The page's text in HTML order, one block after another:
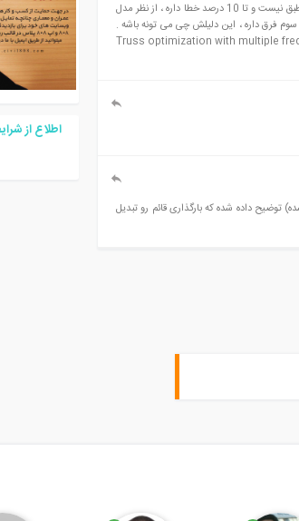
سلام خدمت اساتید . بنده یکی از مسائل مقاله زیر رو با sap2000v20 کنترل کردم ، اما جواب با این که نزدیک شده ولی دقیقا منطبق نیست و تا 10 درصد خطا داره ، از نظر مدل
فرق داره ، این دلیلش چی می تونه باشه .
Truss optimization with multiple
توضیح داده شده که بارگذاری قائم رو تبدیل
اطلاع از